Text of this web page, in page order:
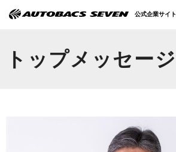
トップメッセージ
公式企業サイト
Language